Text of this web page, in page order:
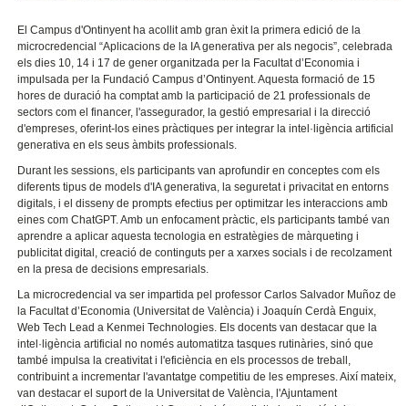
El Campus d'Ontinyent ha acollit amb gran èxit la primera edició de la
microcredencial “Aplicacions de la IA generativa per als negocis”, celebrada
els dies 10, 14 i 17 de gener organitzada per la Facultat d’Economia i
impulsada per la Fundació Campus d’Ontinyent. Aquesta formació de 15
hores de duració ha comptat amb la participació de 21 professionals de
sectors com el financer, l'assegurador, la gestió empresarial i la direcció
d'empreses, oferint-los eines pràctiques per integrar la intel·ligència artificial
generativa en els seus àmbits professionals.
Durant les sessions, els participants van aprofundir en conceptes com els
diferents tipus de models d'IA generativa, la seguretat i privacitat en entorns
digitals, i el disseny de prompts efectius per optimitzar les interaccions amb
eines com ChatGPT. Amb un enfocament pràctic, els participants també van
aprendre a aplicar aquesta tecnologia en estratègies de màrqueting i
publicitat digital, creació de continguts per a xarxes socials i de recolzament
en la presa de decisions empresarials.
La microcredencial va ser impartida pel professor Carlos Salvador Muñoz de
la Facultat d’Economia (Universitat de València) i Joaquín Cerdà Enguix,
Web Tech Lead a Kenmei Technologies. Els docents van destacar que la
intel·ligència artificial no només automatitza tasques rutinàries, sinó que
també impulsa la creativitat i l'eficiència en els processos de treball,
contribuint a incrementar l'avantatge competitiu de les empreses. Així mateix,
van destacar el suport de la Universitat de València, l'Ajuntament